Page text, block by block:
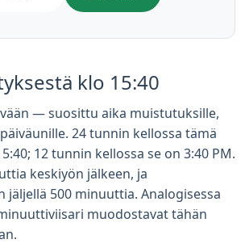
klo 15:40
— suosittu aika muistutuksille,
24 tunnin kellossa tämä
12 tunnin kellossa se on 3:40 PM.
keskiyön jälkeen, ja
jäljellä 500 minuuttia. Analogisessa
muodostavat tähän